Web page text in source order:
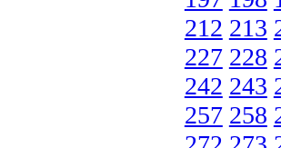
212 213
227 228
242 243
257 258